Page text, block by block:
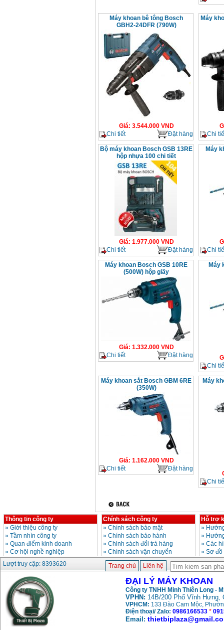
Máy khoan bê tông Bosch
GBH2-24DFR (790W)
Giá: 3.544.000VND
Chi tiết
Đặt hàng
Máy
Chi
Bộ máy khoan Bosch GSB 13RE
hộp nhựa 100 chi tiết
Giá: 1.977.000VND
Chi tiết
Đặt hàng
Máy
Chi
Máy khoan Bosch GSB 10RE
(500W) hộp giấy
Giá: 1.332.000VND
Chi tiết
Đặt hàng
Máy
Chi
Máy khoan sắt Bosch GBM 6RE
(350W)
Giá: 1.162.000VND
Chi tiết
Đặt hàng
Máy
Chi
Thông tin công ty
» Giới thiệu công ty
» Tầm nhìn công ty
» Quan điểm kinh doanh
» Cơ hội nghề nghiệp
Chính sách công ty
» Chính sách bảo mật
» Chính sách bảo hành
» Chinh sách đổi trả hàng
» Chính sách vận chuyển
Hỗ trợ
»
»
» Các
» Sơ
Lượt truy cập: 8393620
Trang chủ Liên hệ
ĐẠI LÝ MÁY KHOAN
Công ty TNHH Minh Thiên Long -
VPHN: 14B/200 Phố Vĩnh Hưng,
VPHCM: 133 Đào Cam Mộc,
Điện thoại/ Zalo: 0986166533 *
Email: